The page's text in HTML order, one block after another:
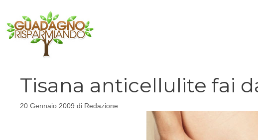
contenuto
Tisana anticellulite fai
20 Gennaio 2009 di Redazione